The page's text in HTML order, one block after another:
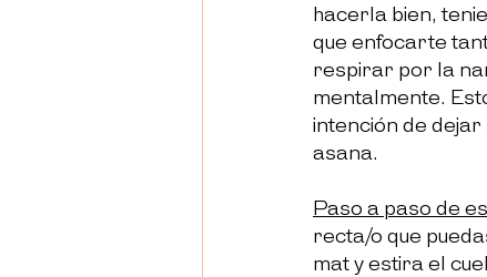
hacerla bien,
que enfocarte
respirar por la
mentalmente.
intención de
asana.
Paso a paso de
recta/o que
mat y estira el